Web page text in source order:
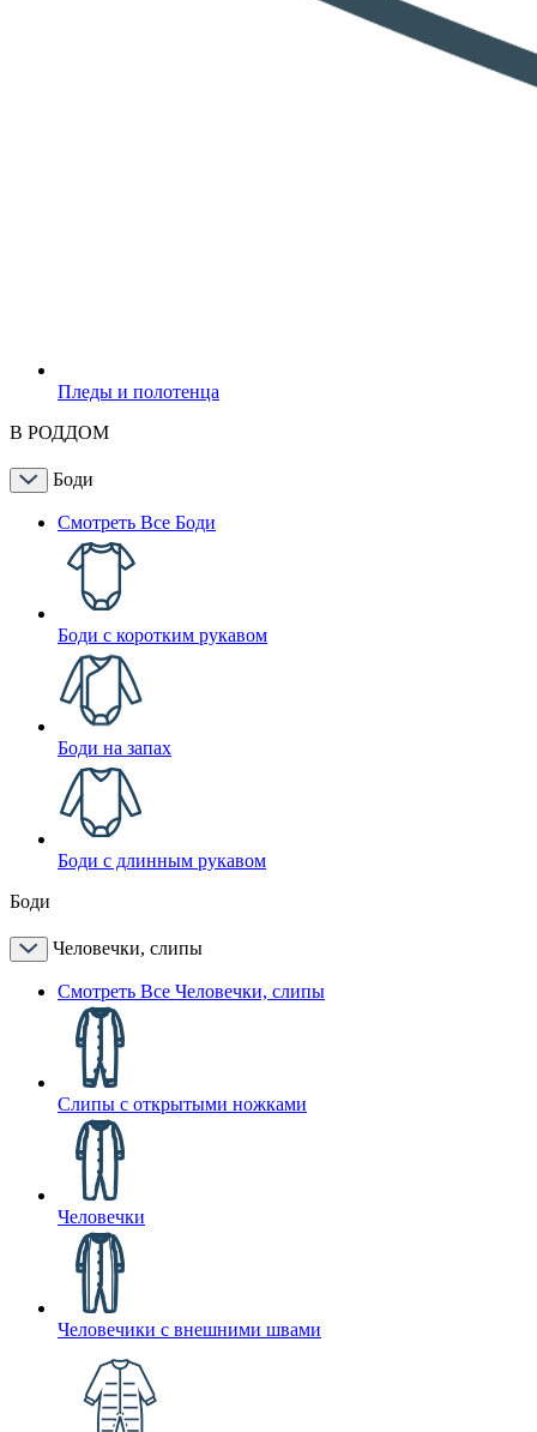
Пледы и полотенца
В РОДДОМ
Боди
Смотреть Все Боди
Боди с коротким рукавом
Боди на запах
Боди с длинным рукавом
Боди
Человечки, слипы
Смотреть Все Человечки, слипы
Слипы с открытыми ножками
Человечки
Человечики с внешними швами